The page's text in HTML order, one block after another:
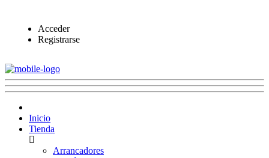
Acceder
Registrarse
Inicio
Tienda
Arrancadores